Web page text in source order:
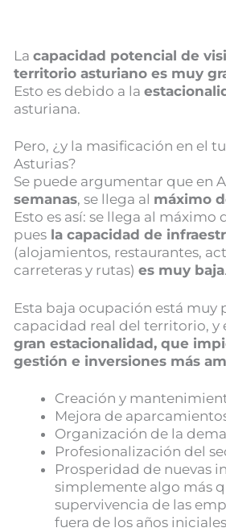
La capacidad potencial de
territorio asturiano es muy
Esto es debido a la
asturiana.
Pero, ¿y la masificación en el
Asturias?
Se puede argumentar que en
semanas, se llega al máximo
Esto es así: se llega al máximo
pues la capacidad de
(alojamientos, restaurantes,
carreteras y rutas) es muy baja.
Esta baja ocupación está muy
capacidad real del territorio, y
gran estacionalidad, que
gestión e inversiones más
Creación y
Mejora de
Organización de la
Profesionalización del
Prosperidad de nuevas
simplemente algo más
supervivencia de las
fuera de los años